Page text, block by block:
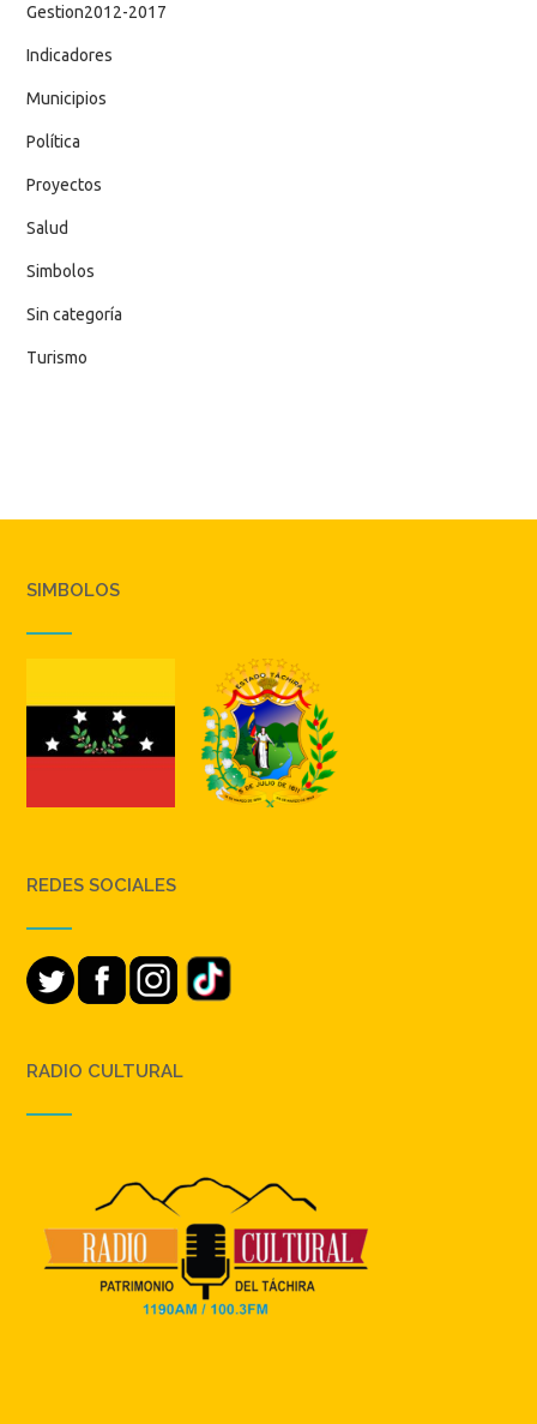
Gestion2012-2017
Indicadores
Municipios
Política
Proyectos
Salud
Simbolos
Sin categoría
Turismo
SIMBOLOS
REDES SOCIALES
RADIO CULTURAL